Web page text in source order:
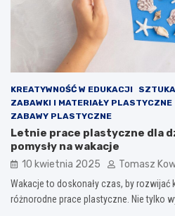
KREATYWNOŚĆ W EDUKACJI
ZABAWKI I MATERIAŁY PLASTYCZNE
ZABAWY PLASTYCZNE
Letnie prace plastyczne dla
pomysły na wakacje
10 kwietnia 2025 Tomasz
Wakacje to doskonały czas, by rozwijać
różnorodne prace plastyczne. Nie tylko